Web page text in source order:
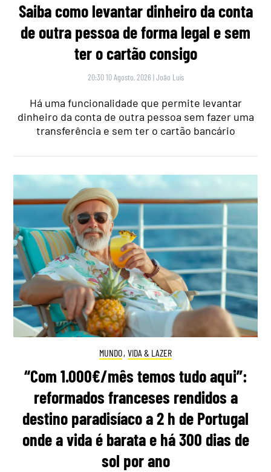
Saiba como levantar dinheiro da conta
de outra pessoa de forma legal e sem
ter o cartão consigo
20:30 10 Agosto, 2026 |João Luís
Há uma funcionalidade que permite levantar
dinheiro da conta de outra pessoa sem fazer uma
transferência e sem ter o cartão bancário
MUNDO, VIDA & LAZER
“Com 1.000€/mês temos tudo aqui”:
reformados franceses rendidos a
destino paradisíaco a 2 h de Portugal
onde a vida é barata e há 300 dias de
sol por ano